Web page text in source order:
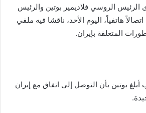
الروسي فلاديمير بوتين والرئيس
هاتفياً، اليوم الأحد، ناقشا فيه ملفي
المتعلقة بإيران.
بوتين بأن التوصل إلى اتفاق مع إيران